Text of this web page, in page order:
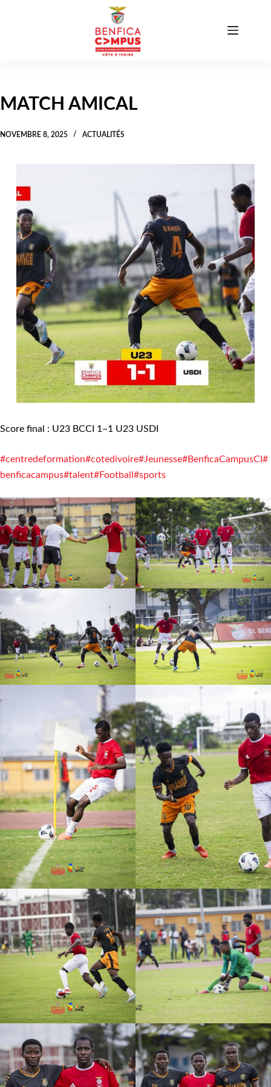
MATCH AMICAL
NOVEMBRE 8, 2025 ACTUALITÉS
Score final : U23 BCCI 1–1 U23 USDI
#centredeformation#cotedivoire#Jeunesse#BenficaCampusCI #
benficacampus#talent#Football #sports